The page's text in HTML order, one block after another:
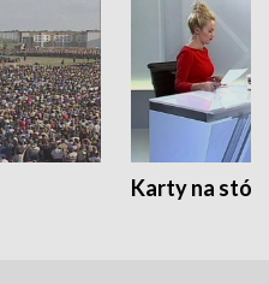
Karty na